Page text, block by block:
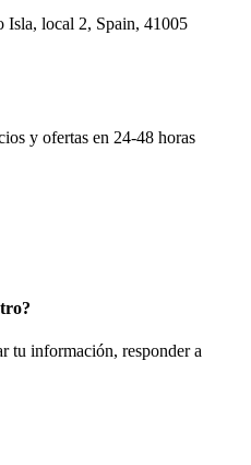
local 2, Spain, 41005
y ofertas en 24-48 horas
tu información, responder a